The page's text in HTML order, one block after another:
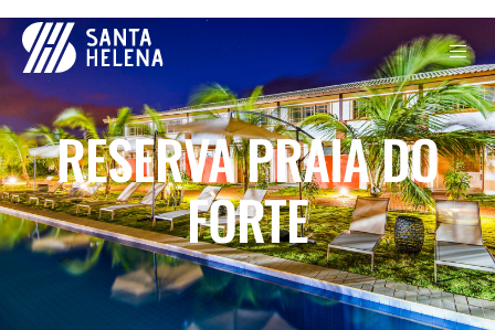
RESERVA PRAIA DO
FORTE